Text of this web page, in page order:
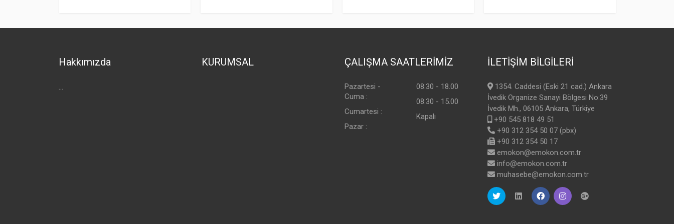
Hakkımızda
...
KURUMSAL ÇALIŞMA SAATLERİMİZ
Pazartesi -
Cuma :
Cumartesi :
Pazar :
08.30 - 18.00
08.30 - 15.00
Kapalı
İLETİŞİM BİLGİLERİ
1354. Caddesi (Eski 21 cad.) Ankara
İvedik Organize Sanayi Bölgesi No:39
İvedik Mh., 06105 Ankara, Türkiye
+90 545 818 49 51
+90 312 354 50 07 (pbx)
+90 312 354 50 17
emokon@emokon.com.tr
info@emokon.com.tr
muhasebe@emokon.com.tr